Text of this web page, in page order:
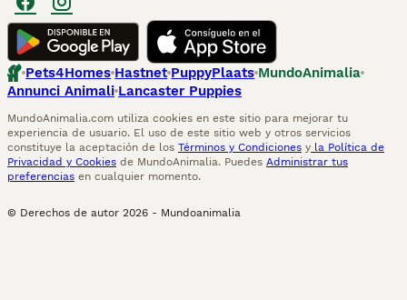
Pets4Homes Hastnet PuppyPlaats MundoAnimalia
Annunci Animali Lancaster Puppies
MundoAnimalia.com utiliza cookies en este sitio para mejorar tu
experiencia de usuario. El uso de este sitio web y otros servicios
constituye la aceptación de los Términos y Condiciones y la Política de
Privacidad y Cookies de MundoAnimalia. Puedes Administrar tus
preferencias en cualquier momento.
© Derechos de autor 2026 - Mundoanimalia